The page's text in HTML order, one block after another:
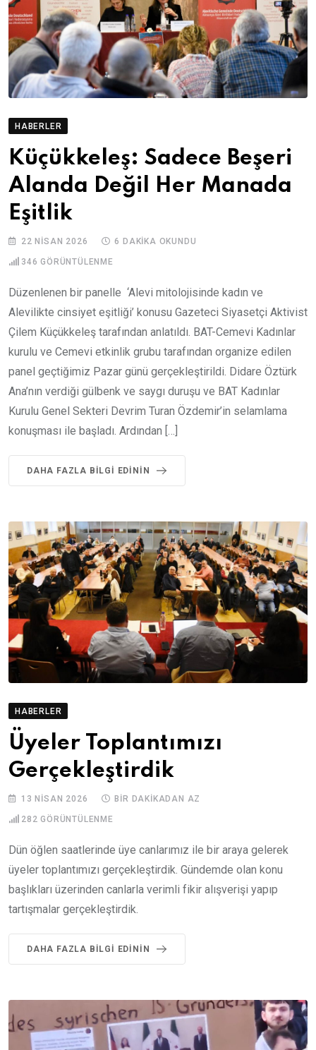
HABERLER
Küçükkeleş: Sadece Beşeri
Alanda Değil Her Manada
Eşitlik
22 NISAN 2026 6 DAKIKA OKUNDU
346 GÖRÜNTÜLENME
Düzenlenen bir panelle ‘Alevi mitolojisinde kadın ve
Alevilikte cinsiyet eşitliği’ konusu Gazeteci Siyasetçi Aktivist
Çilem Küçükkeleş tarafından anlatıldı. BAT-Cemevi Kadınlar
kurulu ve Cemevi etkinlik grubu tarafından organize edilen
panel geçtiğimiz Pazar günü gerçekleştirildi. Didare Öztürk
Ana’nın verdiği gülbenk ve saygı duruşu ve BAT Kadınlar
Kurulu Genel Sekteri Devrim Turan Özdemir’in selamlama
konuşması ile başladı. Ardından […]
DAHA FAZLA BILGI EDININ
HABERLER
Üyeler Toplantımızı
Gerçekleştirdik
13 NISAN 2026 BIR DAKIKADAN AZ
282 GÖRÜNTÜLENME
Dün öğlen saatlerinde üye canlarımız ile bir araya gelerek
üyeler toplantımızı gerçekleştirdik. Gündemde olan konu
başlıkları üzerinden canlarla verimli fikir alışverişi yapıp
tartışmalar gerçekleştirdik.
DAHA FAZLA BILGI EDININ